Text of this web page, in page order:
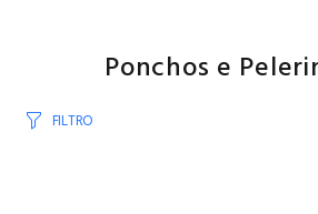
Ponchos e
FILTRO